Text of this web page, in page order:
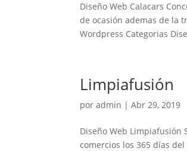
Diseño Web Calacars
de ocasión ademas de la
Wordpress Categorias
Limpiafusión
poradmin |Abr 29, 2019
Diseño Web Limpiafusión
comercios los 365 días